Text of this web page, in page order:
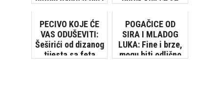
naročito djeci
PECIVO KOJE ĆE
VAS ODUŠEVITI:
Šeširići od dizanog
tijesta sa feta
POGAČICE OD
SIRA I MLADOG
LUKA: Fine i brze,
mogu biti odlično